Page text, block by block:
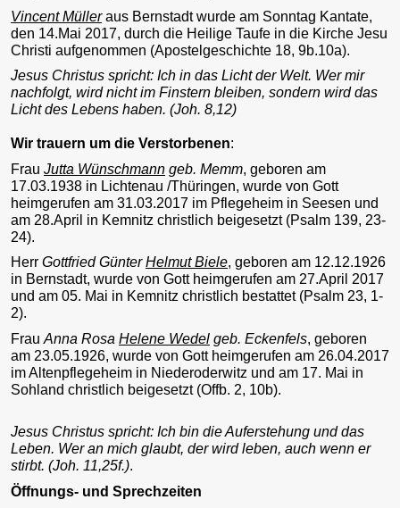
Vincent Mülleraus Bernstadt wurde am Sonntag Kantate,
den 14.Mai 2017, durch die Heilige Taufe in die Kirche Jesu
Christi aufgenommen (Apostelgeschichte 18, 9b.10a).
Jesus Christus spricht: Ich in das Licht der Welt. Wer mir
nachfolgt, wird nicht im Finstern bleiben, sondern wird das
Licht des Lebens haben. (Joh. 8,12)
Wir trauern um die Verstorbenen:
Frau Jutta Wünschmann geb. Memm, geboren am
17.03.1938 in Lichtenau /Thüringen, wurde von Gott
heimgerufen am 31.03.2017 im Pflegeheim in Seesen und
am 28.April in Kemnitz christlich beigesetzt (Psalm 139, 23-
24).
Herr Gottfried Günter Helmut Biele, geboren am 12.12.1926
in Bernstadt, wurde von Gott heimgerufen am 27.April 2017
und am 05. Mai in Kemnitz christlich bestattet (Psalm 23, 1-
2).
Frau Anna Rosa Helene Wedel geb. Eckenfels, geboren
am 23.05.1926, wurde von Gott heimgerufen am 26.04.2017
im Altenpflegeheim in Niederoderwitz und am 17. Mai in
Sohland christlich beigesetzt (Offb. 2, 10b).
Jesus Christus spricht: Ich bin die Auferstehung und das
Leben. Wer an mich glaubt, der wird leben, auch wenn er
stirbt. (Joh. 11,25f.).
Öffnungs- und Sprechzeiten